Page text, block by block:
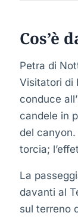
Cos’è
Petra di
Visitatori di
conduce
candele in
del
torcia;
La
davanti al
sul terreno